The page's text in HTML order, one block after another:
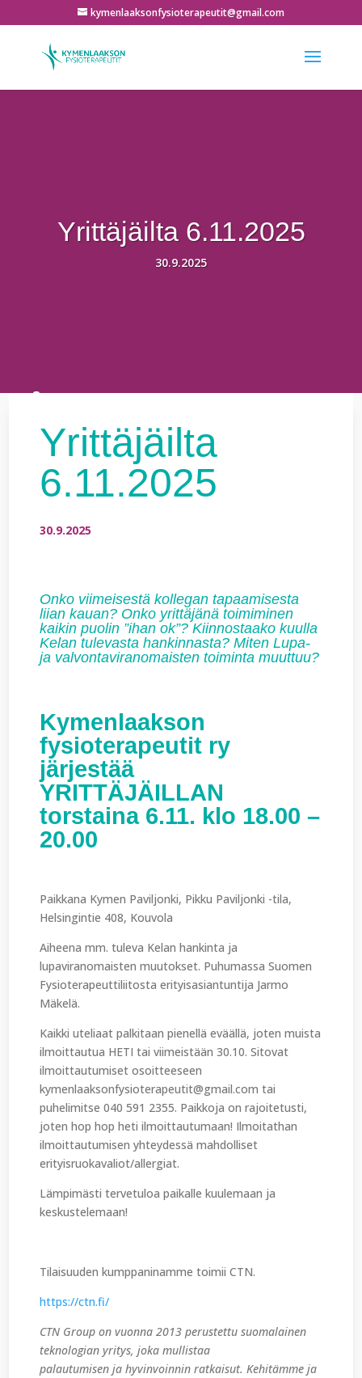
kymenlaaksonfysioterapeutit@gmail.com
Yrittäjäilta 6.11.2025
30.9.2025
Yrittäjäilta
6.11.2025
30.9.2025
Onko viimeisestä kollegan tapaamisesta
liian kauan? Onko yrittäjänä toimiminen
kaikinpuolin ”ihan ok”? Kiinnostaako kuulla
Kelan tulevasta hankinnasta? Miten Lupa-
ja valvontaviranomaisten toiminta muuttuu?
Kymenlaakson
fysioterapeutit ry
järjestää
YRITTÄJÄILLAN
torstaina 6.11. klo 18.00 –
20.00
Paikkana Kymen Paviljonki, Pikku Paviljonki -tila,
Helsingintie 408, Kouvola
Aiheena mm. tuleva Kelan hankinta ja
lupaviranomaisten muutokset. Puhumassa Suomen
Fysioterapeuttiliitosta erityisasiantuntija Jarmo
Mäkelä.
Kaikki uteliaat palkitaan pienellä eväällä, joten muista
ilmoittautua HETI tai viimeistään 30.10. Sitovat
ilmoittautumiset osoitteeseen
kymenlaaksonfysioterapeutit@gmail.com tai
puhelimitse 040 591 2355. Paikkoja on rajoitetusti,
joten hop hop heti ilmoittautumaan! Ilmoitathan
ilmoittautumisen yhteydessä mahdolliset
erityisruokavaliot/allergiat.
Lämpimästi tervetuloa paikalle kuulemaan ja
keskustelemaan!
Tilaisuuden kumppaninamme toimii CTN.
https://ctn.fi/
CTN Group on vuonna 2013 perustettu suomalainen
teknologian yritys, joka mullistaa
palautumisen ja hyvinvoinnin ratkaisut. Kehitämme ja